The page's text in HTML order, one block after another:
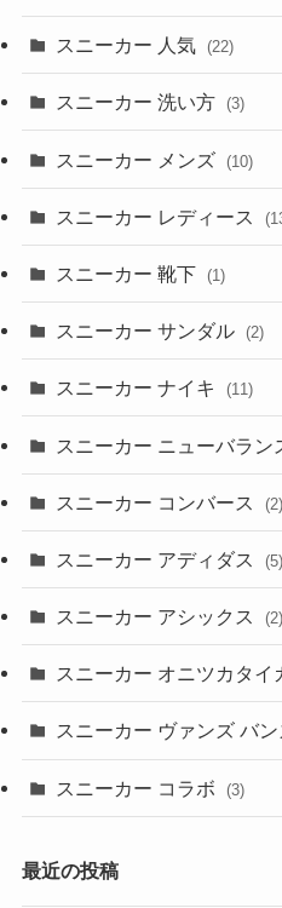
スニーカー 人気 (22)
スニーカー 洗い方 (3)
スニーカー メンズ (10)
スニーカー レディース
スニーカー 靴下 (1)
スニーカー サンダル (2)
スニーカー ナイキ (11)
スニーカー ニューバラン
スニーカー コンバース (2)
スニーカー アディダス (5)
スニーカー アシックス (2)
スニーカー オニツカタイ
スニーカー ヴァンズ バ
スニーカー コラボ (3)
最近の投稿